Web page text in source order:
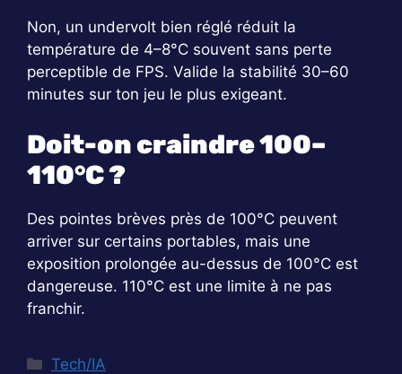
Non, un undervolt bien réglé réduit la
température de 4–8°C souvent sans perte
perceptible de FPS. Valide la stabilité 30–60
minutes sur ton jeu le plus exigeant.
Doit-on craindre 100–
110°C ?
Des pointes brèves près de 100°C peuvent
arriver sur certains portables, mais une
exposition prolongée au-dessus de 100°C est
dangereuse. 110°C est une limite à ne pas
franchir.
Catégories
Tech/IA